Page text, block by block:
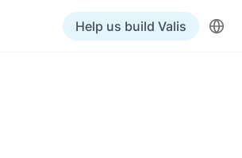
Help us build Valis